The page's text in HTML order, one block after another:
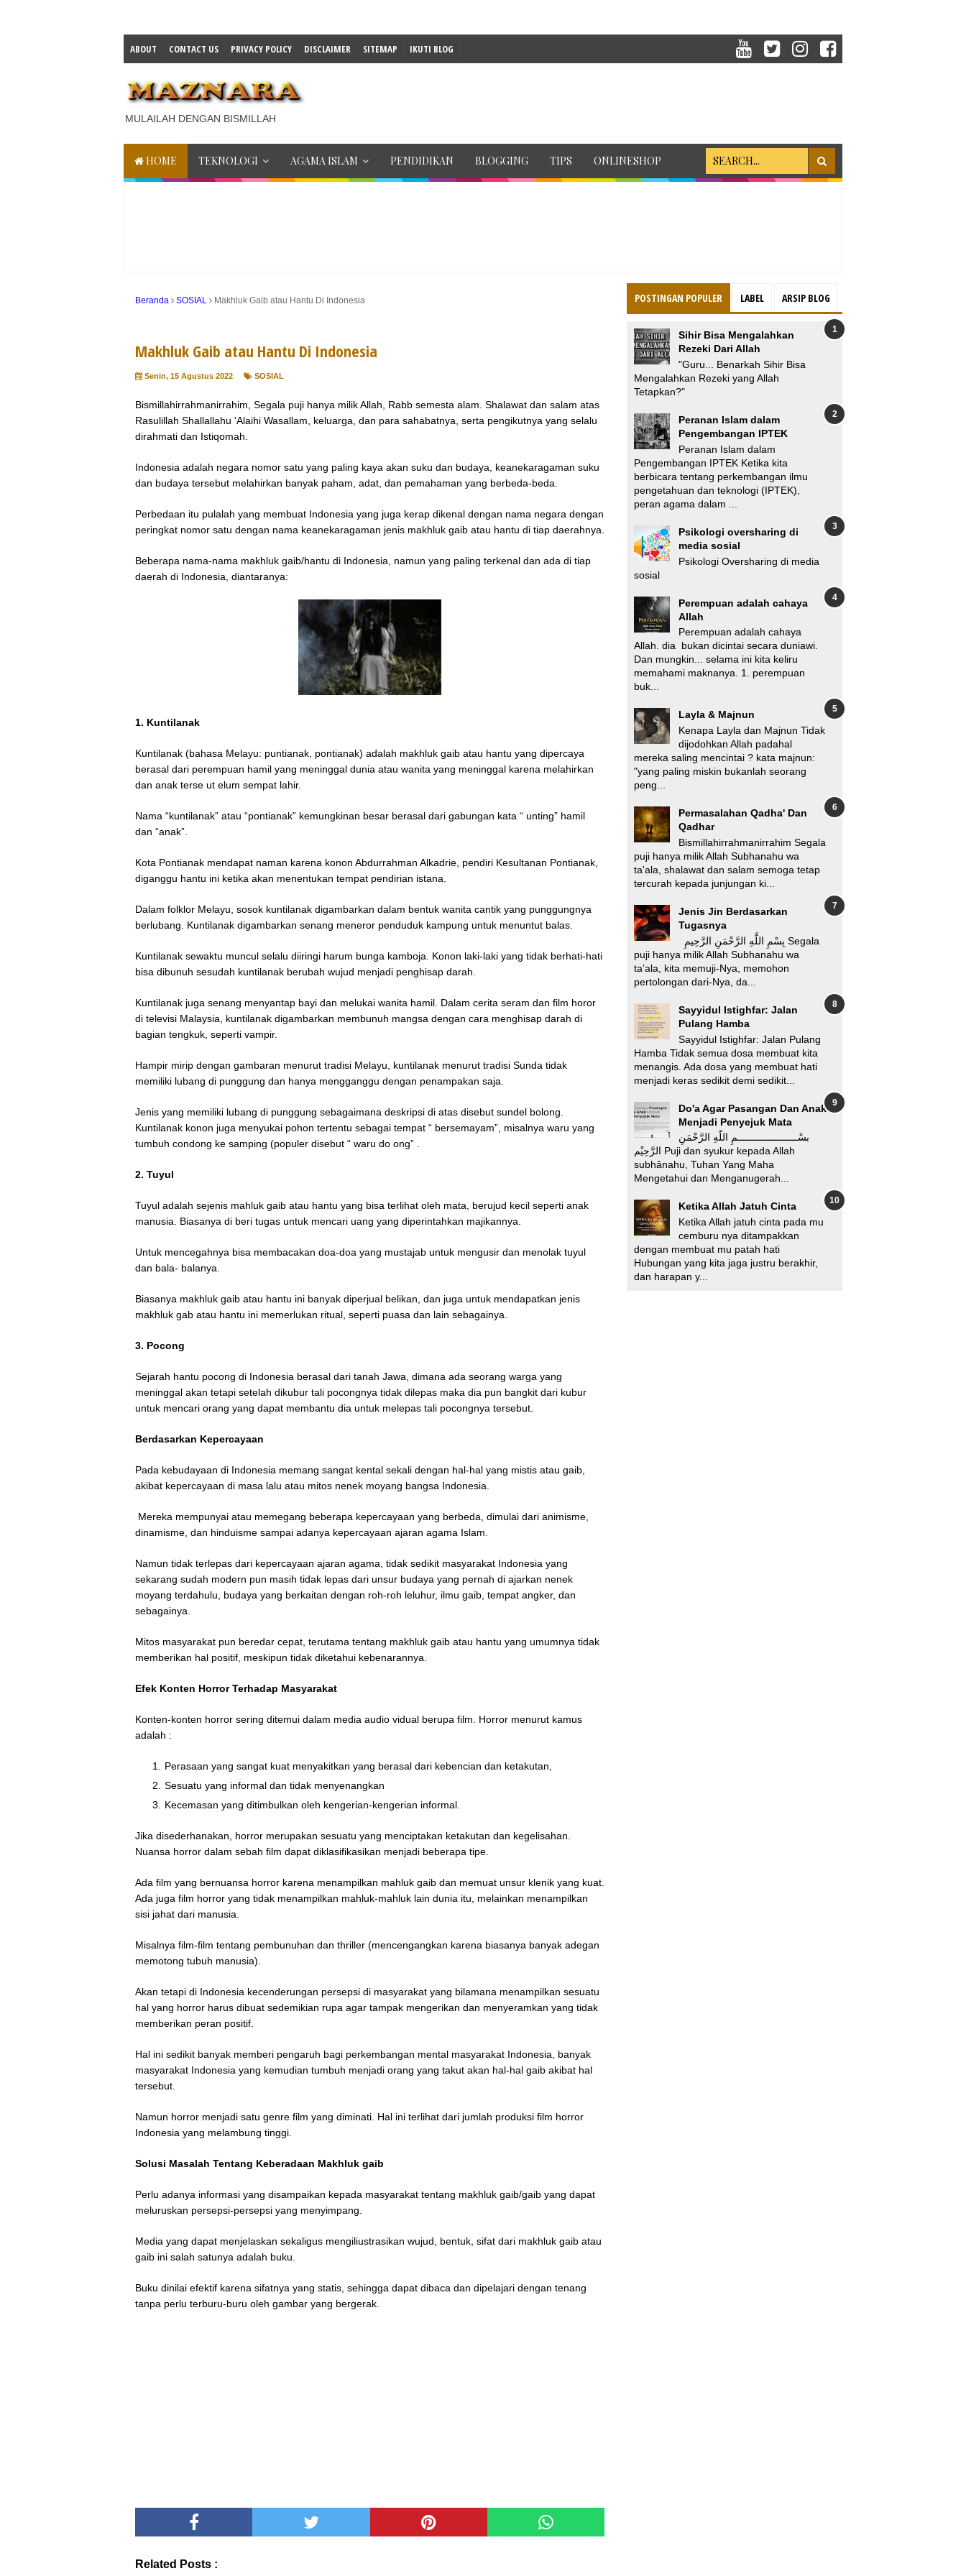
ABOUT CONTACT US PRIVACY POLICY DISCLAIMER SITEMAP IKUTI BLOG
MULAILAH DENGAN BISMILLAH
HOME TEKNOLOGI AGAMA ISLAM PENDIDIKAN BLOGGING TIPS ONLINESHOP
Beranda SOSIAL Makhluk Gaib atau Hantu Di Indonesia
Makhluk Gaib atau Hantu Di Indonesia
Senin, 15 Agustus 2022 SOSIAL
Bismillahirrahmanirrahim, Segala puji hanya milik Allah, Rabb semesta alam. Shalawat dan salam atas
Rasulillah Shallallahu 'Alaihi Wasallam, keluarga, dan para sahabatnya, serta pengikutnya yang selalu
dirahmati dan Istiqomah.
Indonesia adalah negara nomor satu yang paling kaya akan suku dan budaya, keanekaragaman suku
dan budaya tersebut melahirkan banyak paham, adat, dan pemahaman yang berbeda-beda.
Perbedaan itu pulalah yang membuat Indonesia yang juga kerap dikenal dengan nama negara dengan
peringkat nomor satu dengan nama keanekaragaman jenis makhluk gaib atau hantu di tiap daerahnya.
Beberapa nama-nama makhluk gaib/hantu di Indonesia, namun yang paling terkenal dan ada di tiap
daerah di Indonesia, diantaranya:
1. Kuntilanak
Kuntilanak (bahasa Melayu: puntianak, pontianak) adalah makhluk gaib atau hantu yang dipercaya
berasal dari perempuan hamil yang meninggal dunia atau wanita yang meninggal karena melahirkan
dan anak terse ut elum sempat lahir.
Nama “kuntilanak” atau “pontianak” kemungkinan besar berasal dari gabungan kata “ unting” hamil
dan “anak”.
Kota Pontianak mendapat naman karena konon Abdurrahman Alkadrie, pendiri Kesultanan Pontianak,
diganggu hantu ini ketika akan menentukan tempat pendirian istana.
Dalam folklor Melayu, sosok kuntilanak digambarkan dalam bentuk wanita cantik yang punggungnya
berlubang. Kuntilanak digambarkan senang meneror penduduk kampung untuk menuntut balas.
Kuntilanak sewaktu muncul selalu diiringi harum bunga kamboja. Konon laki-laki yang tidak berhati-hati
bisa dibunuh sesudah kuntilanak berubah wujud menjadi penghisap darah.
Kuntilanak juga senang menyantap bayi dan melukai wanita hamil. Dalam cerita seram dan film horor
di televisi Malaysia, kuntilanak digambarkan membunuh mangsa dengan cara menghisap darah di
bagian tengkuk, seperti vampir.
Hampir mirip dengan gambaran menurut tradisi Melayu, kuntilanak menurut tradisi Sunda tidak
memiliki lubang di punggung dan hanya mengganggu dengan penampakan saja.
Jenis yang memiliki lubang di punggung sebagaimana deskripsi di atas disebut sundel bolong.
Kuntilanak konon juga menyukai pohon tertentu sebagai tempat “ bersemayam”, misalnya waru yang
tumbuh condong ke samping (populer disebut “ waru do ong” .
2. Tuyul
Tuyul adalah sejenis mahluk gaib atau hantu yang bisa terlihat oleh mata, berujud kecil seperti anak
manusia. Biasanya di beri tugas untuk mencari uang yang diperintahkan majikannya.
Untuk mencegahnya bisa membacakan doa-doa yang mustajab untuk mengusir dan menolak tuyul
dan bala- balanya.
Biasanya makhluk gaib atau hantu ini banyak diperjual belikan, dan juga untuk mendapatkan jenis
makhluk gab atau hantu ini memerlukan ritual, seperti puasa dan lain sebagainya.
3. Pocong
Sejarah hantu pocong di Indonesia berasal dari tanah Jawa, dimana ada seorang warga yang
meninggal akan tetapi setelah dikubur tali pocongnya tidak dilepas maka dia pun bangkit dari kubur
untuk mencari orang yang dapat membantu dia untuk melepas tali pocongnya tersebut.
Berdasarkan Kepercayaan
Pada kebudayaan di Indonesia memang sangat kental sekali dengan hal-hal yang mistis atau gaib,
akibat kepercayaan di masa lalu atau mitos nenek moyang bangsa Indonesia.
Mereka mempunyai atau memegang beberapa kepercayaan yang berbeda, dimulai dari animisme,
dinamisme, dan hinduisme sampai adanya kepercayaan ajaran agama Islam.
Namun tidak terlepas dari kepercayaan ajaran agama, tidak sedikit masyarakat Indonesia yang
sekarang sudah modern pun masih tidak lepas dari unsur budaya yang pernah di ajarkan nenek
moyang terdahulu, budaya yang berkaitan dengan roh-roh leluhur, ilmu gaib, tempat angker, dan
sebagainya.
Mitos masyarakat pun beredar cepat, terutama tentang makhluk gaib atau hantu yang umumnya tidak
memberikan hal positif, meskipun tidak diketahui kebenarannya.
Efek Konten Horror Terhadap Masyarakat
Konten-konten horror sering ditemui dalam media audio vidual berupa film. Horror menurut kamus
adalah :
Perasaan yang sangat kuat menyakitkan yang berasal dari kebencian dan ketakutan,
Sesuatu yang informal dan tidak menyenangkan
Kecemasan yang ditimbulkan oleh kengerian-kengerian informal.
Jika disederhanakan, horror merupakan sesuatu yang menciptakan ketakutan dan kegelisahan.
Nuansa horror dalam sebah film dapat diklasifikasikan menjadi beberapa tipe.
Ada film yang bernuansa horror karena menampilkan mahluk gaib dan memuat unsur klenik yang kuat.
Ada juga film horror yang tidak menampilkan mahluk-mahluk lain dunia itu, melainkan menampilkan
sisi jahat dari manusia.
Misalnya film-film tentang pembunuhan dan thriller (mencengangkan karena biasanya banyak adegan
memotong tubuh manusia).
Akan tetapi di Indonesia kecenderungan persepsi di masyarakat yang bilamana menampilkan sesuatu
hal yang horror harus dibuat sedemikian rupa agar tampak mengerikan dan menyeramkan yang tidak
memberikan peran positif.
Hal ini sedikit banyak memberi pengaruh bagi perkembangan mental masyarakat Indonesia, banyak
masyarakat Indonesia yang kemudian tumbuh menjadi orang yang takut akan hal-hal gaib akibat hal
tersebut.
Namun horror menjadi satu genre film yang diminati. Hal ini terlihat dari jumlah produksi film horror
Indonesia yang melambung tinggi.
Solusi Masalah Tentang Keberadaan Makhluk gaib
Perlu adanya informasi yang disampaikan kepada masyarakat tentang makhluk gaib/gaib yang dapat
meluruskan persepsi-persepsi yang menyimpang.
Media yang dapat menjelaskan sekaligus mengiliustrasikan wujud, bentuk, sifat dari makhluk gaib atau
gaib ini salah satunya adalah buku.
Buku dinilai efektif karena sifatnya yang statis, sehingga dapat dibaca dan dipelajari dengan tenang
tanpa perlu terburu-buru oleh gambar yang bergerak.
Related Posts :
POSTINGAN POPULER LABEL ARSIP BLOG
Sihir Bisa Mengalahkan
Rezeki Dari Allah
"Guru... Benarkah Sihir Bisa
Mengalahkan Rezeki yang Allah
Tetapkan?"
Peranan Islam dalam
Pengembangan IPTEK
Peranan Islam dalam
Pengembangan IPTEK Ketika kita
berbicara tentang perkembangan ilmu
pengetahuan dan teknologi (IPTEK),
peran agama dalam ...
Psikologi oversharing di
media sosial
Psikologi Oversharing di media
sosial
Perempuan adalah cahaya
Allah
Perempuan adalah cahaya
Allah. dia bukan dicintai secara duniawi.
Dan mungkin... selama ini kita keliru
memahami maknanya. 1. perempuan
buk...
Layla & Majnun
Kenapa Layla dan Majnun Tidak
dijodohkan Allah padahal
mereka saling mencintai ? kata majnun:
"yang paling miskin bukanlah seorang
peng...
Permasalahan Qadha' Dan
Qadhar
Bismillahirrahmanirrahim Segala
puji hanya milik Allah Subhanahu wa
ta'ala, shalawat dan salam semoga tetap
tercurah kepada junjungan ki...
Jenis Jin Berdasarkan
Tugasnya
puji hanya milik Allah Subhanahu wa
ta’ala, kita memuji-Nya, memohon
pertolongan dari-Nya, da...
Sayyidul Istighfar: Jalan
Pulang Hamba
Sayyidul Istighfar: Jalan Pulang
Hamba Tidak semua dosa membuat kita
menangis. Ada dosa yang membuat hati
menjadi keras sedikit demi sedikit...
Do'a Agar Pasangan Dan Anak
Menjadi Penyejuk Mata
بسْـــــــــــــــــــــمِ اللّهِ الرَّحْمَنِ
الرَّحِيْم Puji dan syukur kepada Allah
subhânahu, Tuhan Yang Maha
Mengetahui dan Menganugerah...
Ketika Allah Jatuh Cinta
Ketika Allah jatuh cinta pada mu
cemburu nya ditampakkan
dengan membuat mu patah hati
Hubungan yang kita jaga justru berakhir,
dan harapan y...